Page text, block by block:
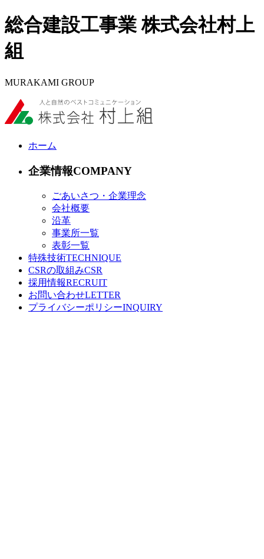
総合建設工事業 株式会社村上
組
MURAKAMI GROUP
ホーム
企業情報
ごあいさつ・企業理念
会社概要
沿革
事業所一覧
表彰一覧
特殊技術
CSRの取組み
採用情報
お問い合わせ
プライバシーポリシー